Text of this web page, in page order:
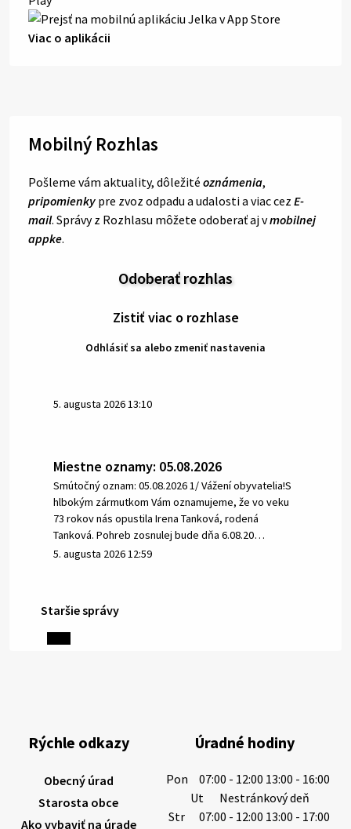
Viac o aplikácii
Mobilný Rozhlas
Pošleme vám aktuality, dôležité oznámenia,
pripomienky pre zvoz odpadu a udalosti a viac cez E-
mail. Správy z Rozhlasu môžete odoberať aj vmobilnej
appke.
Odoberať rozhlas
Zistiť viac o rozhlase
Odhlásiť sa alebo zmeniť nastavenia
5. augusta 2026 13:10
Miestne oznamy: 05.08.2026
Smútočný oznam: 05.08.2026 1/ Vážení obyvatelia!S
hlbokým zármutkom Vám oznamujeme, že vo veku
73 rokov nás opustila Irena Tanková, rodená
Tanková. Pohreb zosnulej bude dňa 6.08.20…
5. augusta 2026 12:59
3. augusta 2026 08:45
84 rokov nás opustil Ján Letusek. Pohreb zosnulého
bude dňa 4.08.2026 v utorok 10.00…
Staršie správy
Rýchle odkazy
Obecný úrad
Starosta obce
Ako vybaviť na úrade
Úradné hodiny
Pon
07:00 - 12:00 13:00 - 16:00
Ut
Nestránkový deň
Str
07:00 - 12:00 13:00 - 17:00